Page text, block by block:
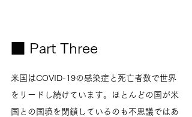
■ Part Three
米国はCOVID-19の感染症と死亡者数で世界
をリードし続けています。ほとんどの国が米
国との国境を閉鎖しているのも不思議ではあ